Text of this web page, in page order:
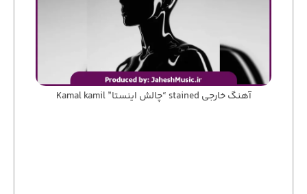
آهنگ خارجی stained “چالش اینستا” Kamal kamil